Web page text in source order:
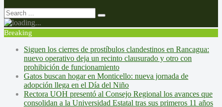
Breaking
Siguen los cierres de prostíbulos clandestinos en Rancagua:
nuevo operativo deja un recinto clausurado y otro con
prohibición de funcionamiento
Gatos buscan hogar en Monticello: nueva jornada de
adopción llega en el Día del Niño
Rectora UOH presentó al Consejo Regional los avances que
consolidan a la Universidad Estatal tras sus primeros 11 años